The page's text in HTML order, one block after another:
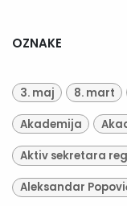
OZNAKE
3. maj 8. mart
Akademija
Aktiv sekretara
Aleksandar